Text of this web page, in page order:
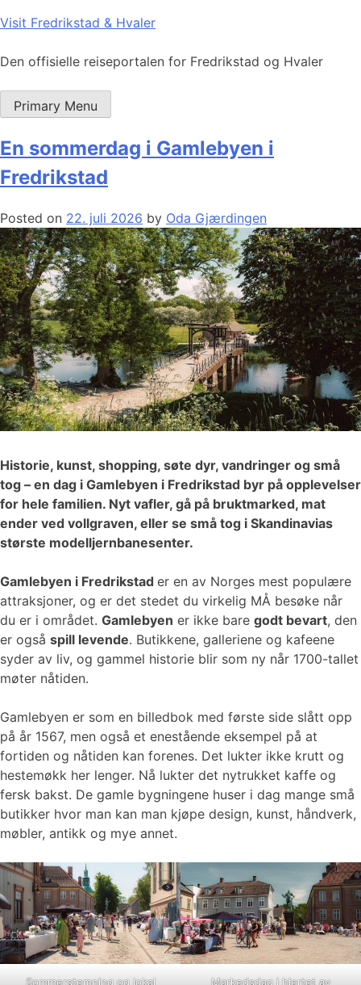
Skip
content
Visit Fredrikstad & Hvaler
Den offisielle reiseportalen for Fredrikstad og Hvaler
Primary Menu
En sommerdag i Gamlebyen i
Fredrikstad
Posted on 22. juli 2026 by Oda Gjærdingen
Historie, kunst, shopping, søte dyr, vandringer og små
tog – en dag i Gamlebyen i Fredrikstad byr på opplevelser
for hele familien. Nyt vafler, gå på bruktmarked, mat
ender ved vollgraven, eller se små tog i Skandinavias
største modelljernbanesenter.
Gamlebyen i Fredrikstad er en av Norges mest populære
attraksjoner, og er det stedet du virkelig MÅ besøke når
du er i området. Gamlebyen er ikke bare godt bevart, den
er også spill levende. Butikkene, galleriene og kafeene
syder av liv, og gammel historie blir som ny når 1700-tallet
møter nåtiden.
Gamlebyen er som en billedbok med første side slått opp
på år 1567, men også et enestående eksempel på at
fortiden og nåtiden kan forenes. Det lukter ikke krutt og
hestemøkk her lenger. Nå lukter det nytrukket kaffe og
fersk bakst. De gamle bygningene huser i dag mange små
butikker hvor man kan man kjøpe design, kunst, håndverk,
møbler, antikk og mye annet.
Sommerstemning og lokal
Markedsdag i hjertet av